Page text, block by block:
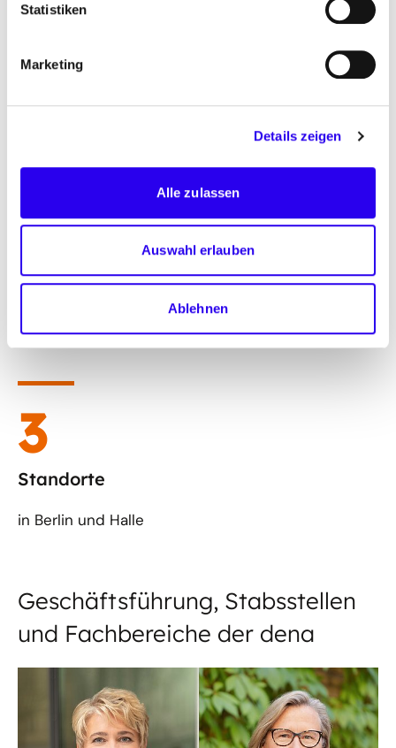
Statistiken
Marketing
Details zeigen
Alle zulassen
Auswahl erlauben
Ablehnen
ca.70
Projekte
55
neue Publikationen
auf dena.de im Jahr 2025
4
Standorte
in Berlin und Halle
Geschäftsführung, Stabsstellen
und Fachbereiche der dena